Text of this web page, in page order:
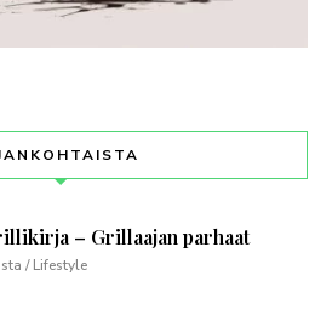
– Grillaajan parhaat
/ Lifestyle